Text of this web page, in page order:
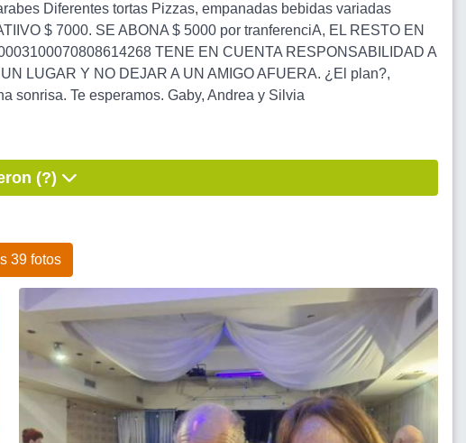
Diferentes tortas Pizzas, empanadas bebidas variadas
$ 7000. SE ABONA $ 5000 por tranferenciA, EL RESTO EN
TENE EN CUENTA RESPONSABILIDAD A
LUGAR Y NO DEJAR A UN AMIGO AFUERA. ¿El plan?,
sonrisa. Te esperamos. Gaby, Andrea y Silvia
(?)
39 fotos